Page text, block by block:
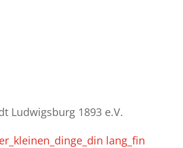
Ludwigsburg 1893 e.V.
lang_fin